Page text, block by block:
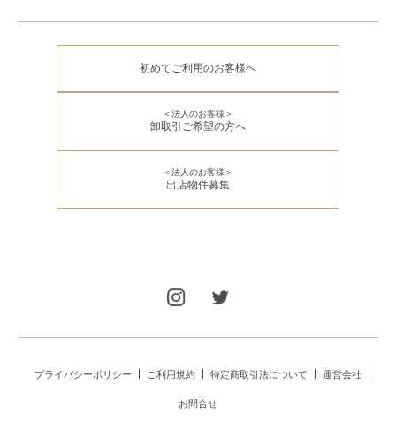
初めてご利用のお客様へ
＜法人のお客様＞
卸取引ご希望の方へ
＜法人のお客様＞
出店物件募集
プライバシーポリシー ご利用規約 特定商取引法について 運営会社
お問合せ